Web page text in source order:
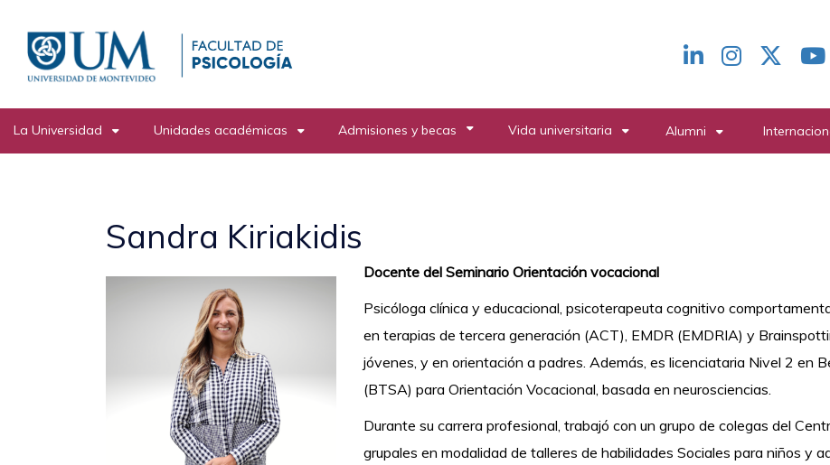
contenido
principal
Redes
header
La Universidad Unidades académicas Admisiones y becas Vida universitaria Alumni
Sandra Kiriakidis
Docente del Seminario Orientación vocacional
Psicóloga clínica y educacional, psicoterapeuta cognitivo
en terapias de tercera generación (ACT), EMDR (EMDRIA) y
jóvenes, y en orientación a padres. Además, es licenciataria Nivel 2 en
(BTSA) para Orientación Vocacional, basada en neurosciencias.
Durante su carrera profesional, trabajó con un grupo de colegas del
grupales en modalidad de talleres de habilidades Sociales para niños y